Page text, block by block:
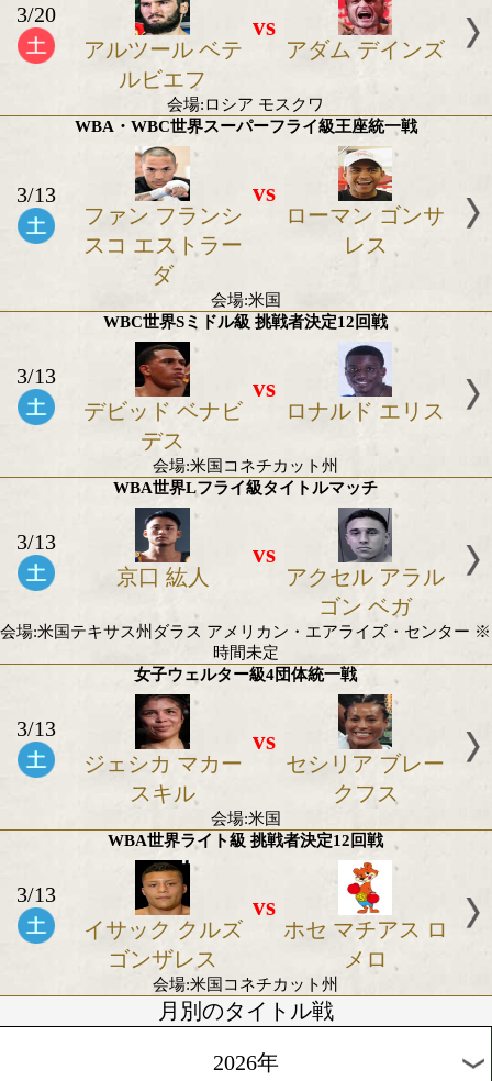
3/20
ロレンス オコリ
ー
vs
クリストフ
会場:英国
WBC・IBF世界Lヘビー級 タイトルマッチ
3/20
アルツール ベテ
ルビエフ
会場:ロシア モスクワ
WBA・WBC世界スーパーフライ級王座統一
ファン フランシ
スコ エストラー
会場:米国
WBC世界Sミドル級 挑戦者決定12回戦
3/13
デビッド ベナビ
デス
vs
ロナルド エ
会場:米国コネチカット州
WBA世界Lフライ級タイトルマッチ
京口 紘人
アクセル ア
ゴン ベ
会場:米国テキサス州ダラス アメリカン・エアライズ
時間未定
女子ウェルター級4団体統一戦